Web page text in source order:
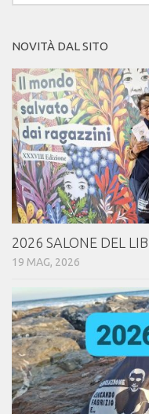
NOVITÀ DAL SITO
2026 SALONE DEL
19 MAG, 2026